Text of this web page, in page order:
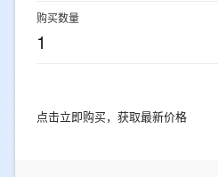
购买数量
1
点击立即购买，获取最新价格